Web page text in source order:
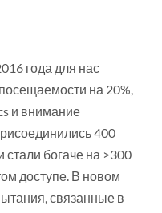
года для нас
на 20%,
и внимание
400
богаче на >300
доступе. В новом
связанные в